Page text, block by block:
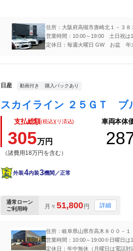
住所：大阪府高槻市唐崎北１－３８
営業時間：10:00～19:00 土日祝は
定休日：毎週火曜日 GW お盆 年
日産 動画付き 購入パックあり
支払総額(税込)(リ済込)
305万円
（諸費用18万円を含む）
車両本体
外装4内装3機関／正常
通常ローン
ご利用時
月々 51,800円 詳細
住所：岐阜県山県市高木８００－１
営業時間：10:00～19:00※日曜日は
定休日：年中無休（月曜日は電話